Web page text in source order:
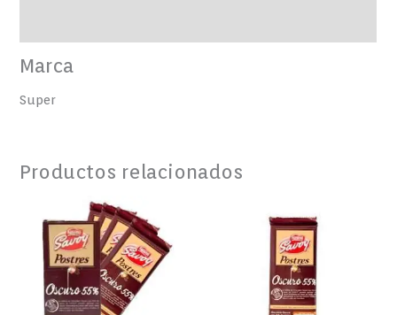
Marca
Super
Productos relacionados
CHOCOLATE
OSCURO
POSTRE
SAVOY
55%
4X200GR
OSCURO
POSTRE
SAVOY
55%
200GR